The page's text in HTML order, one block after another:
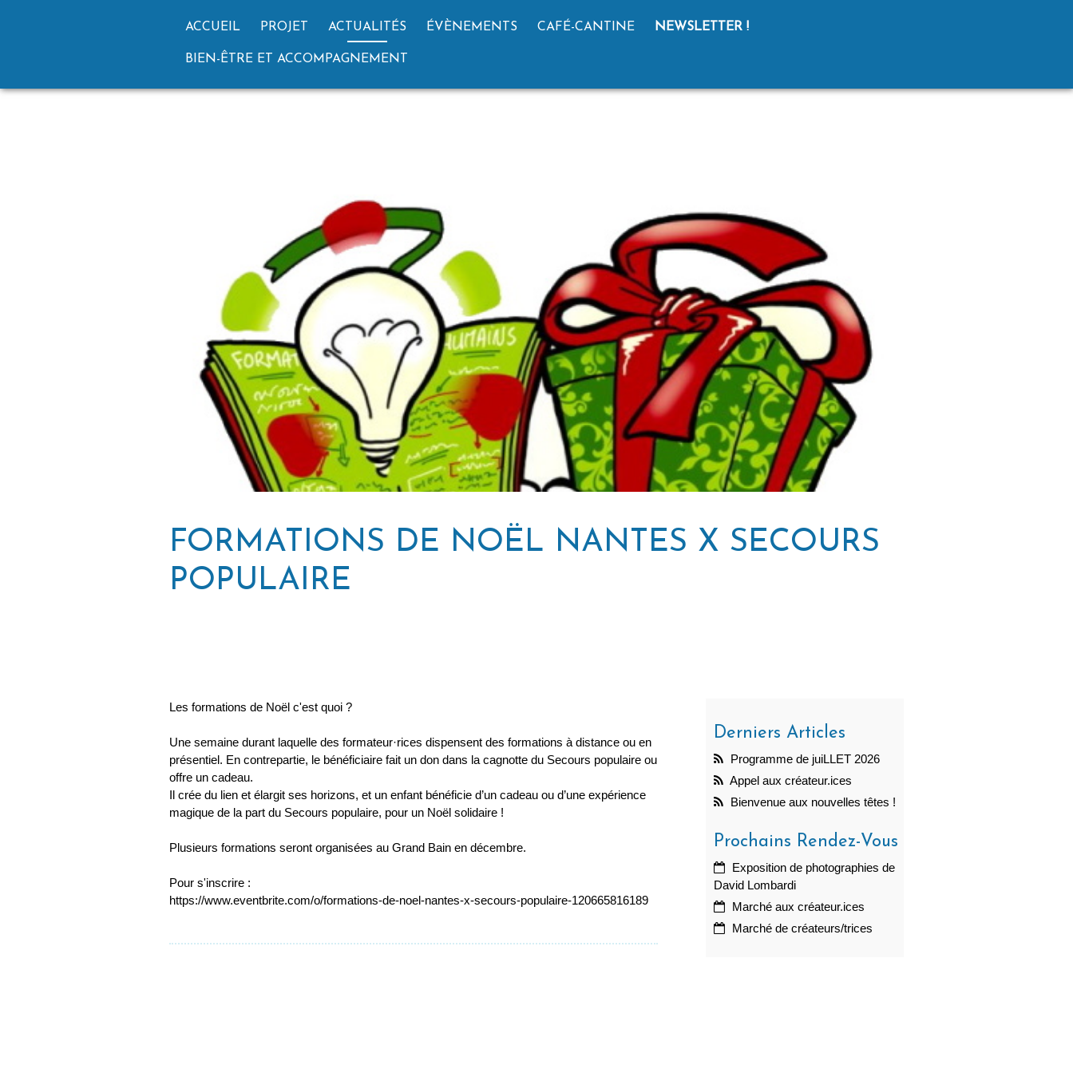
ACCUEIL PROJET ACTUALITÉS ÉVÈNEMENTS CAFÉ-CANTINE NEWSLETTER !
BIEN-ÊTRE ET ACCOMPAGNEMENT
FORMATIONS DE NOËL NANTES X SECOURS
POPULAIRE
L es formations de Noël c'est quoi ?
Une semaine durant laquelle des formateur·rices dispensent des formations à distance ou en
présentiel. En contrepartie, le bénéficiaire fait un don dans la cagnotte du Secours populaire ou
offre un cadeau.
Il crée du lien et élargit ses horizons, et un enfant bénéficie d’un cadeau ou d’une expérience
magique de la part du Secours populaire, pour un Noël solidaire !
Plusieurs formations seront organisées au Grand Bain en décembre.
Pour s'inscrire :
https://www.eventbrite.com/o/formations-de-noel-nantes-x-secours-populaire-120665816189
Derniers Articles
Programme de juiLLET 2026
Appel aux créateur.ices
Bienvenue aux nouvelles têtes !
Prochains Rendez-Vous
Exposition de photographies de
David Lombardi
Marché aux créateur.ices
Marché de créateurs/trices